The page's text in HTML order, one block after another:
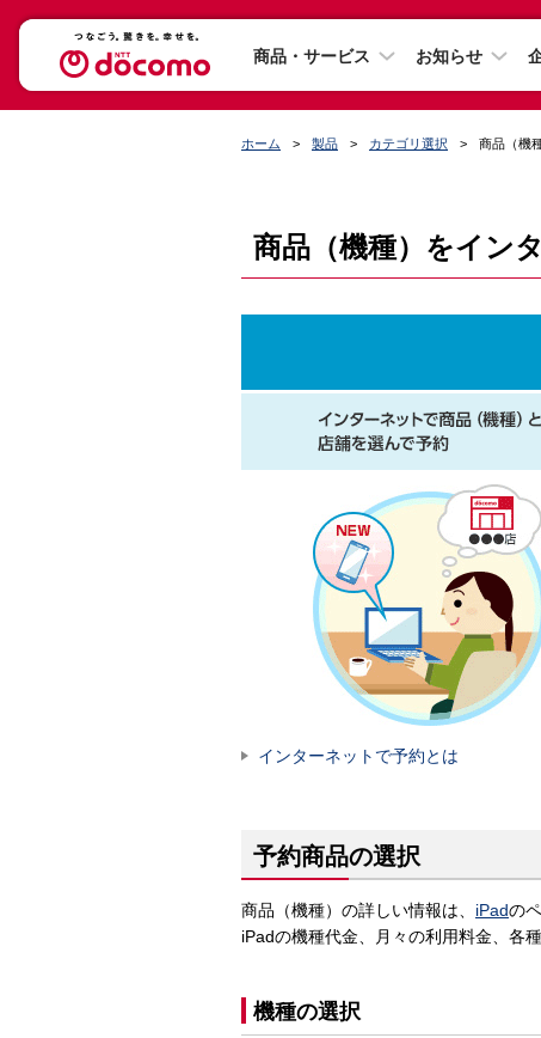
商品・サービス お知らせ
ホーム 製品 カテゴリ選択 商品（機
商品（機種）をイン
インターネットで予約とは
予約商品の選択
商品（機種）の詳しい情報は、 iPadの
iPadの機種代金、月々の利用料金、各
機種の選択